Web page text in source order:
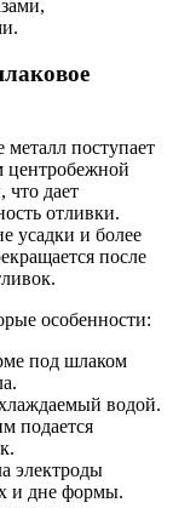
поступает
центробежной
что дает
отливки.
усадки и более
после
особенности:
под шлаком
водой.
подается
электроды
и дне формы.